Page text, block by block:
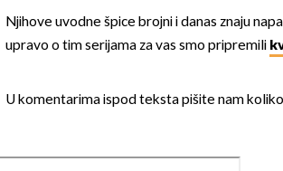
Njihove uvodne špice brojni i danas znaju
upravo o tim serijama za vas smo pripremili
U komentarima ispod teksta pišite nam